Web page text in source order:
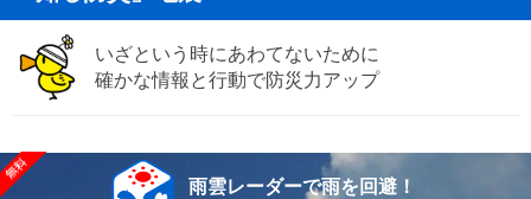
いざという時にあわてないために
確かな情報と行動で防災力アップ
雨雲レーダーで雨を回避！